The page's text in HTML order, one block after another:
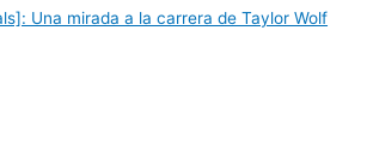
Una mirada a la carrera de Taylor Wolf